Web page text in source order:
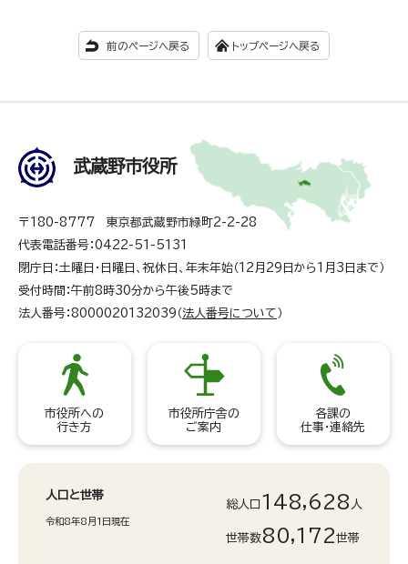
前のページへ戻る トップページへ戻る
武蔵野市役所
〒180-8777 東京都武蔵野市緑町2-2-28
代表電話番号：0422-51-5131
閉庁日：土曜日・日曜日、祝休日、年末年始（12月29日から1月3日まで）
受付時間：午前8時30分から午後5時まで
法人番号：8000020132039（ 法人番号について ）
市役所への
行き方
市役所庁舎の
ご案内
各課の
仕事・連絡先
人口と世帯
令和8年8月1日現在
総人口 148,628 人
世帯数80,172世帯